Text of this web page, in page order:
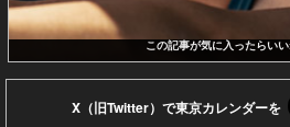
この記事が気に入ったらい
X（旧Twitter）で東京カレンダーを